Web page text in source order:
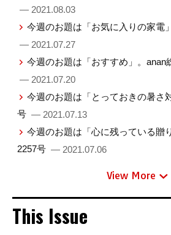
— 2021.08.03
今週のお題は「お気に入りの家電
— 2021.07.27
今週のお題は「おすすめ」。anan
— 2021.07.20
今週のお題は「とっておきの暑さ
号 — 2021.07.13
今週のお題は「心に残っている贈
2257号 — 2021.07.06
View More
This Issue